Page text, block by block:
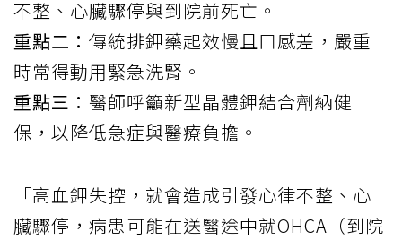
不整、心臟驟停與到院前死亡。
重點二： 傳統排鉀藥起效慢且口感差，嚴重
時常得動用緊急洗腎。
重點三： 醫師呼籲新型晶體鉀結合劑納健
保，以降低急症與醫療負擔。
「高血鉀失控，就會造成引發心律不整、心
臟驟停，病患可能在送醫途中就OHCA（到院